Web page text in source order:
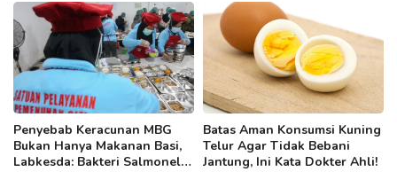
Penyebab Keracunan MBG
Bukan Hanya Makanan Basi,
Labkesda: Bakteri Salmonella
Batas Aman Konsumsi Kuning
Telur Agar Tidak Bebani
Jantung, Ini Kata Dokter Ahli!